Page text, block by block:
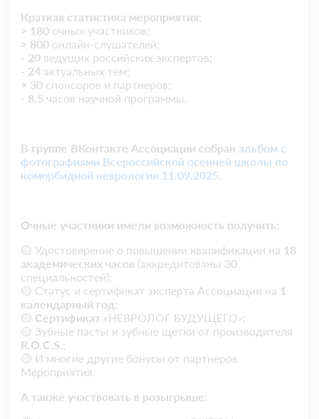
Краткая статистика мероприятия:
> 180 очных участников;
> 800 онлайн-слушателей;
- 20 ведущих российских экспертов;
- 24 актуальных тем;
> 30 спонсоров и партнеров;
- 8,5 часов научной программы.
В группе ВКонтакте Ассоциации собран альбом с
фотографиями Всероссийской осенней школы по
коморбидной неврологии 11.09.2025.
Очные участники имели возможность получить:
🟡 Удостоверение о повышении квалификации на 18
академических часов (аккредитованы 30
специальностей);
🟡 Статус и сертификат эксперта Ассоциации на 1
календарный год;
🟡 Сертификат «НЕВРОЛОГ БУДУЩЕГО»;
🟡 Зубные пасты и зубные щетки от производителя
R.O.C.S.;
🟡 И многие другие бонусы от партнеров
Мероприятия.
А также участвовать в розыгрыше: